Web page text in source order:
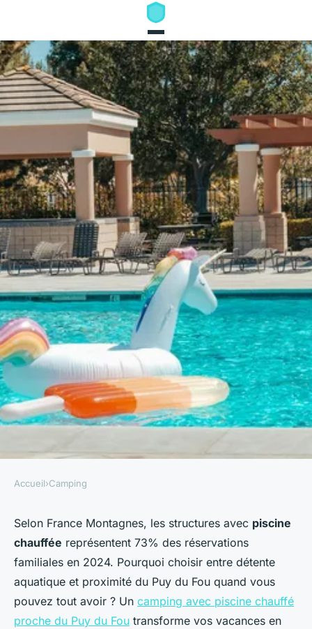
CAMPING
Camping piscine au bois du cé
: un séjour familial près du
Puy du Fou
Paul•5 février 2026• 7 min de lecture
Accueil›Camping
Selon France Montagnes, les structures avec piscine
chauffée représentent 73% des réservations
familiales en 2024. Pourquoi choisir entre détente
aquatique et proximité du Puy du Fou quand vous
pouvez tout avoir ? Un camping avec piscine chauffé
proche du Puy du Fou transforme vos vacances en